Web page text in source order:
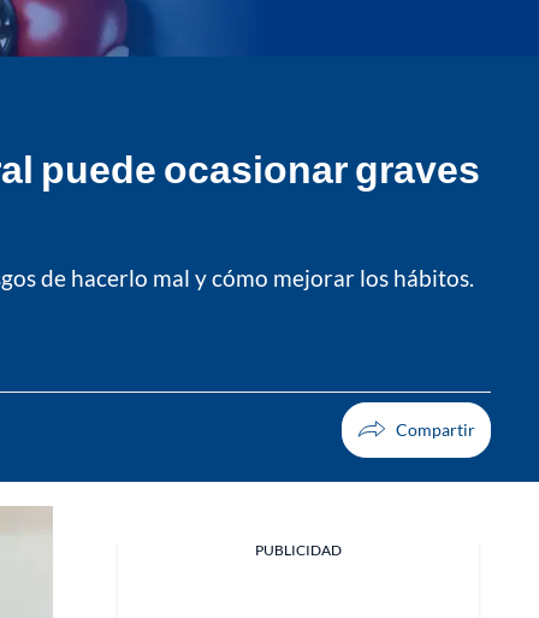
puede ocasionar graves
de hacerlo mal y cómo mejorar los hábitos.
PUBLICIDAD